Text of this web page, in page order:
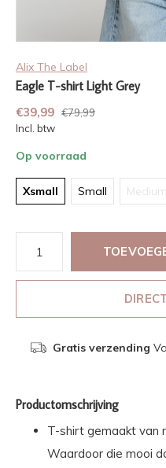
Alix The Label
Eagle T-shirt Light Grey
€39,99 €79,99
Incl. btw
Op voorraad
Xsmall Small Medium
Gratis verzending
Productomschrijving
T-shirt gemaakt van
Waardoor die mooi